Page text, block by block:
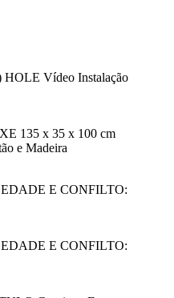
HOLE Vídeo Instalação
135 x 35 x 100 cm
e Madeira
E CONFILTO:
E CONFILTO: